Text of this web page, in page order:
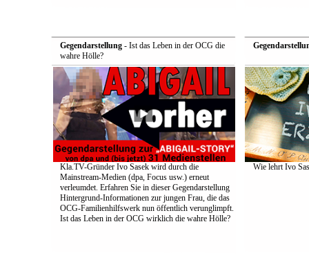
Gegendarstellung- Ist das Leben in der OCG die
wahre Hölle?
Kla.TV-Gründer Ivo Sasek wird durch die
Mainstream-Medien (dpa, Focus usw.) erneut
verleumdet. Erfahren Sie in dieser Gegendarstellung
Hintergrund-Informationen zur jungen Frau, die das
OCG-Familienhilfswerk nun öffentlich verunglimpft.
Ist das Leben in der OCG wirklich die wahre Hölle?
Wie lehrt Ivo